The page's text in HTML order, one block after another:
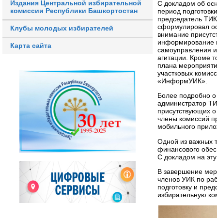
Издания Центральной избирательной
комиссии Республики Башкортостан
Клубы молодых избирателей
Карта сайта
С докладом об
период
председатель
сформулировал
внимание
информирование
самоуправления
агитации. Кроме
плана
участковых
«ИнформУИК».
Более подробно
администратор
присутствующих
члены комиссий
мобильного
Одной из важных
финансового
С докладом на
В завершение
членов УИК по
подготовку и
избирательную